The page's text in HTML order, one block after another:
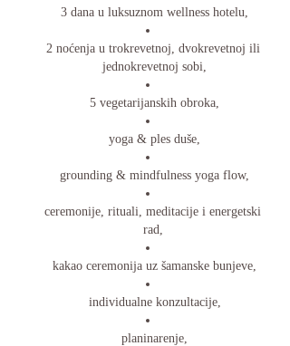
3 dana u luksuznom wellness hotelu,
2 noćenja u trokrevetnoj, dvokrevetnoj ili
jednokrevetnoj sobi,
5 vegetarijanskih obroka,
yoga & ples duše,
grounding & mindfulness yoga flow,
ceremonije, rituali, meditacije i energetski
rad,
kakao ceremonija uz šamanske bunjeve,
individualne konzultacije,
planinarenje,